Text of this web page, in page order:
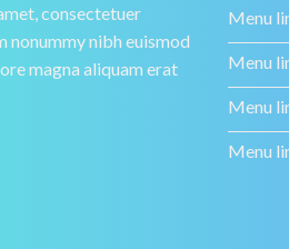
consectetuer
nonummy nibh euismod
magna aliquam erat
Menu
Menu
Menu
Menu